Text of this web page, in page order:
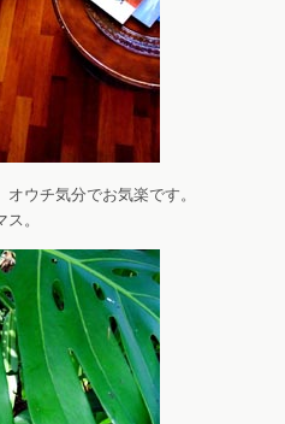
ウチ気分でお気楽です。
。